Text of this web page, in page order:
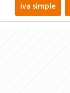
iva simple